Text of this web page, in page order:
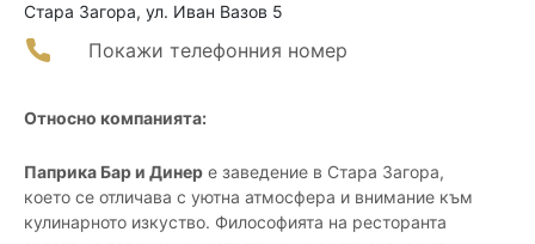
Стара Загора, ул. Иван Вазов 5
Покажи телефонния номер
Относно компанията:
Паприка Бар и Динер е заведение в Стара Загора,
което се отличава с уютна атмосфера и внимание към
кулинарното изкуство. Философията на ресторанта